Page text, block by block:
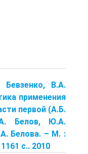
В.А.
применения
первой (А.Б.
Белов, Ю.А.
Белова. – М. :
с.. 2010